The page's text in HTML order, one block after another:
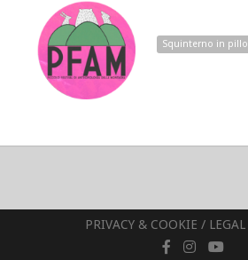
Squinterno in
PRIVACY & COOKIE / LEGAL